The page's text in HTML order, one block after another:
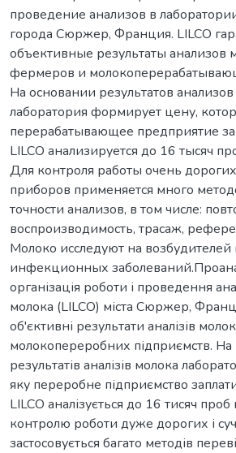
проведение анализов в
города Сюржер, Франция. LILCO
объективные результаты анализов
фермеров и
На основании результатов
лаборатория формирует цену,
перерабатывающее предприятие
LILCO анализируется до 16 тысяч
Для контроля работы очень
приборов применяется много
точности анализов, в том числе:
воспроизводимость, трасаж,
Молоко исследуют на
инфекционных
організація роботи і проведення
молока (LILCO) міста Сюржер,
об'єктивні результати аналізів
молокопереробних підприємств. На
результатів аналізів молока
яку переробне підприємство
LILCO аналізується до 16 тисяч
контролю роботи дуже дорогих і
застосовується багато методів